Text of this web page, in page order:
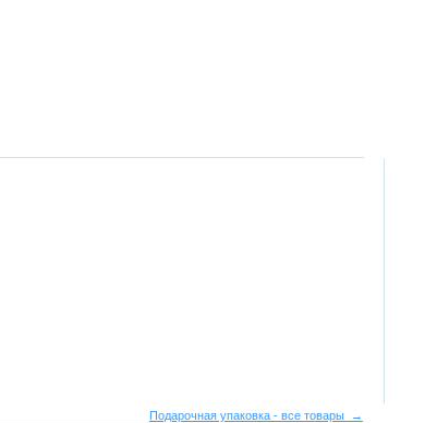
Подарочная упаковка - все товары →